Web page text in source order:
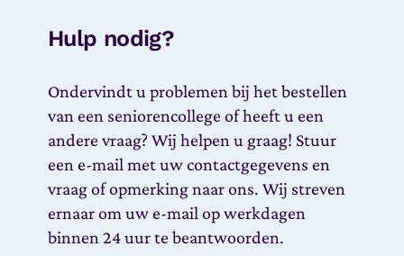
Hulp nodig?
Ondervindt u problemen bij het bestellen
van een seniorencollege of heeft u een
andere vraag? Wij helpen u graag! Stuur
een e-mail met uw contactgegevens en
vraag of opmerking naar ons. Wij streven
ernaar om uw e-mail op werkdagen
binnen 24 uur te beantwoorden.